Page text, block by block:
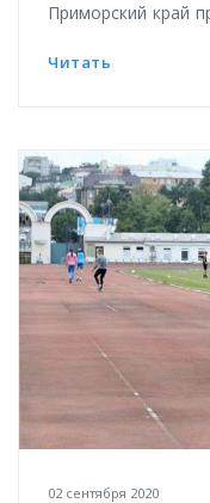
Приморский край
Читать
02 сентября 2020